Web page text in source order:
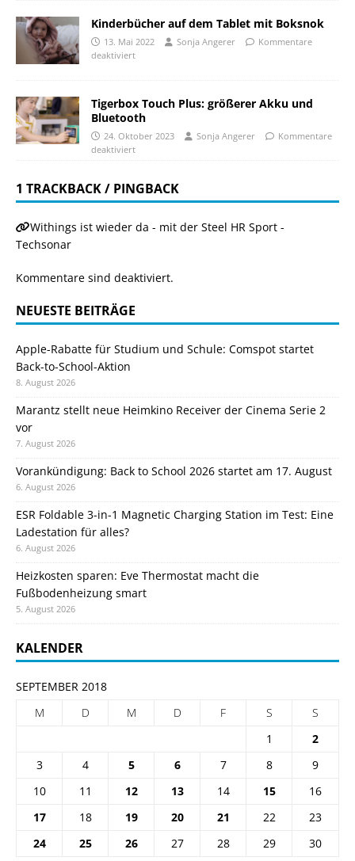
Kinderbücher auf dem Tablet mit Boksnok
13. Mai 2022 Sonja Angerer
Kommentare
deaktiviert
Tigerbox Touch Plus: größerer Akku und
Bluetooth
24. Oktober 2023 Sonja Angerer
Kommentare
deaktiviert
1 TRACKBACK / PINGBACK
Withings ist wieder da - mit der Steel HR Sport -
Techsonar
Kommentare sind deaktiviert.
NEUESTE BEITRÄGE
Apple-Rabatte für Studium und Schule: Comspot startet
Back-to-School-Aktion
8. August 2026
Marantz stellt neue Heimkino Receiver der Cinema Serie 2
vor
7. August 2026
Vorankündigung: Back to School 2026 startet am 17. August
6. August 2026
ESR Foldable 3-in-1 Magnetic Charging Station im Test: Eine
Ladestation für alles?
6. August 2026
Heizkosten sparen: Eve Thermostat macht die
Fußbodenheizung smart
5. August 2026
KALENDER
SEPTEMBER 2018
M
D M D F S
S
1
2
3
4 5 6 7 8
9
10
11 12 13 14 15
16
17
18 19 20 21 22
23
24
25 26 27 28 29
30